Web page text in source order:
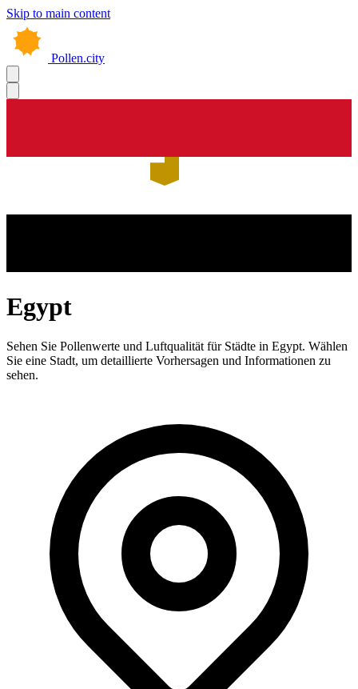
Skip to main content
Pollen.city
Egypt
Sehen Sie Pollenwerte und Luftqualität für Städte in Egypt. Wählen
Sie eine Stadt, um detaillierte Vorhersagen und Informationen zu
sehen.